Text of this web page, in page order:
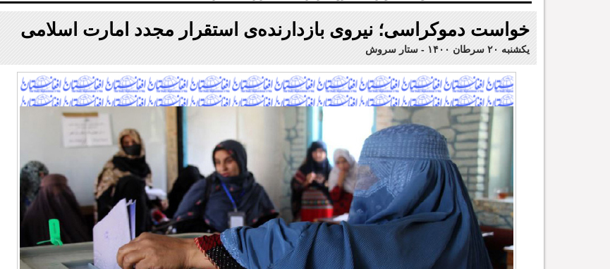
خواست دموکراسی؛ نیروی بازدارنده‌ی استقرار مجدد امارت اسلامی
یکشنبه ۲۰ سرطان ۱۴۰۰ -ستار سروش